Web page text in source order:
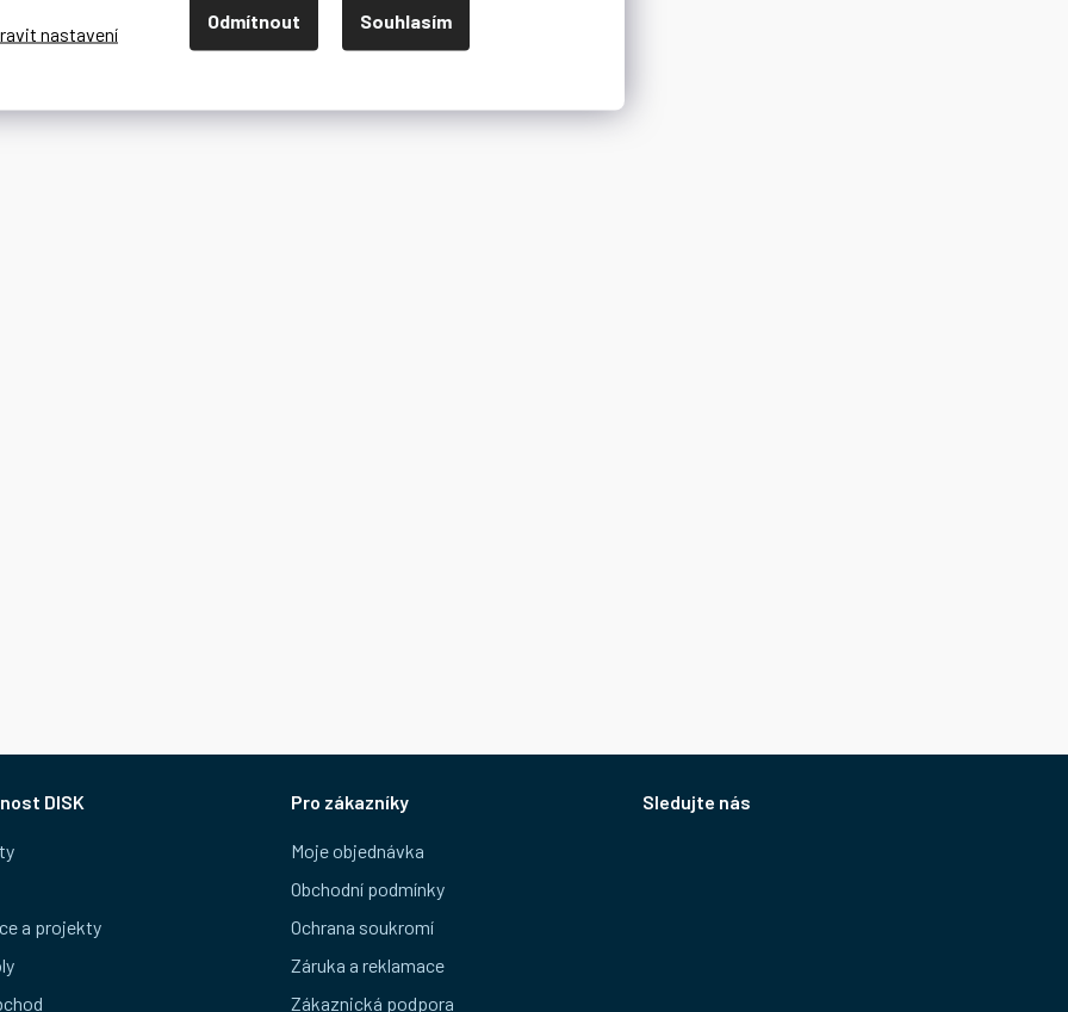
Odmítnout Souhlasím
DISK
a projekty
Pro zákazníky
Moje objednávka
Obchodní podmínky
Ochrana soukromí
Záruka a reklamace
Zákaznická podpora
Sledujte nás